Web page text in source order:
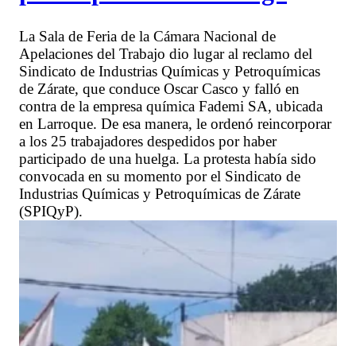
La Sala de Feria de la Cámara Nacional de
Apelaciones del Trabajo dio lugar al reclamo del
Sindicato de Industrias Químicas y Petroquímicas
de Zárate, que conduce Oscar Casco y falló en
contra de la empresa química Fademi SA, ubicada
en Larroque. De esa manera, le ordenó reincorporar
a los 25 trabajadores despedidos por haber
participado de una huelga. La protesta había sido
convocada en su momento por el Sindicato de
Industrias Químicas y Petroquímicas de Zárate
(SPIQyP).